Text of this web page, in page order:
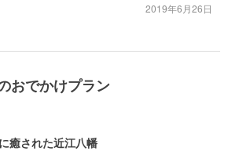
2019年6月26日
おでかけプラン
癒された近江八幡